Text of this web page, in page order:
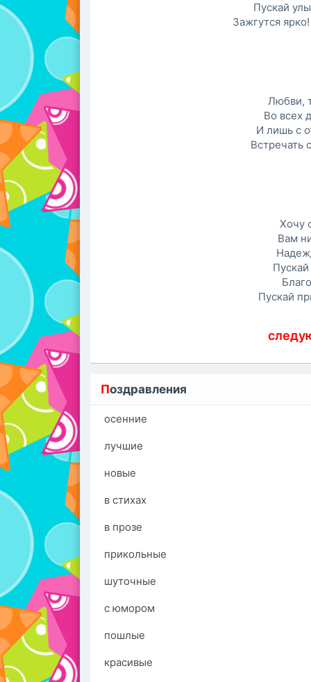
Пускай
Зажгутся
Любви,
Во всех
И лишь с
Встречать
Хочу
Вам
Пускай
Поздравления
осенние
лучшие
новые
в стихах
в прозе
прикольные
шуточные
с юмором
пошлые
красивые